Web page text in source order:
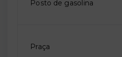
Posto de gasolina
Praça